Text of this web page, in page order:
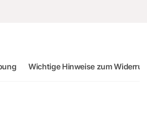
Wichtige Hinweise zum